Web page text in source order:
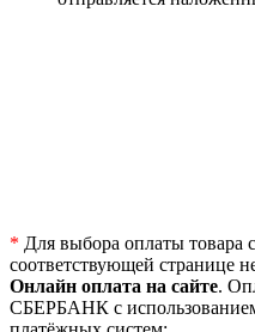
* Для выбора оплаты товара
соответствующей странице
Онлайн оплата на сайте.
СБЕРБАНК с